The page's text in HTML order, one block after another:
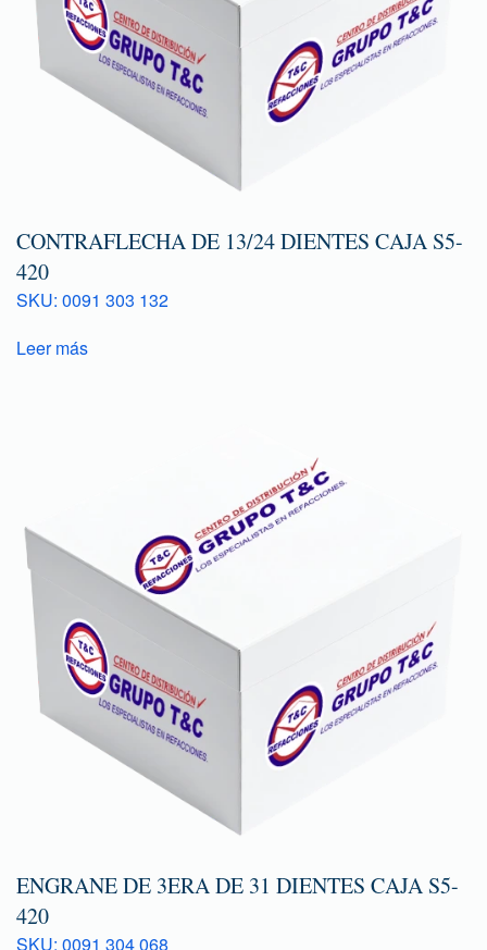
CONTRAFLECHA DE 13/24 DIENTES CAJA S5-
420
SKU: 0091 303 132
Leer más
ENGRANE DE 3ERA DE 31 DIENTES CAJA S5-
420
SKU: 0091 304 068